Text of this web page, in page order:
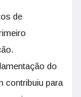
de
do
contribuiu para